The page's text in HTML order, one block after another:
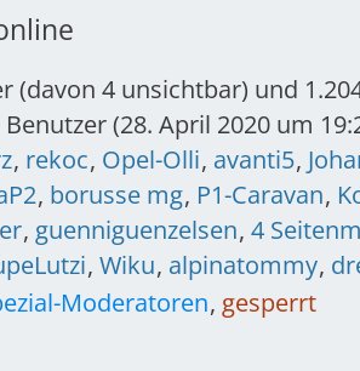
(davon 4 unsichtbar) und
(28. April 2020 um
rekoc Opel-Olli avanti5
borusse mg P1-Caravan
guenniguenzelsen 4
Wiku alpinatommy
Moderatoren gesperrt